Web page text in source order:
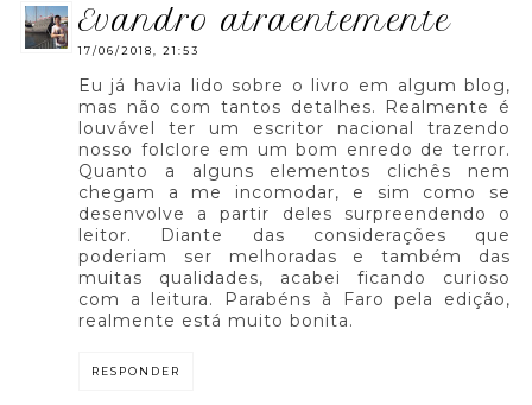
evandro atraentemente
17/06/2018, 21:53
Eu já havia lido sobre o livro em algum blog,
mas não com tantos detalhes. Realmente é
louvável ter um escritor nacional trazendo
nosso folclore em um bom enredo de terror.
Quanto a alguns elementos clichês nem
chegam a me incomodar, e sim como se
desenvolve a partir deles surpreendendo o
leitor. Diante das considerações que
poderiam ser melhoradas e também das
muitas qualidades, acabei ficando curioso
com a leitura. Parabéns à Faro pela edição,
realmente está muito bonita.
RESPONDER